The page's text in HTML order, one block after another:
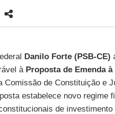
Danilo Forte (PSB-CE)
à Proposta de Emenda
Comissão de Constituição e
estabelece novo regime
de